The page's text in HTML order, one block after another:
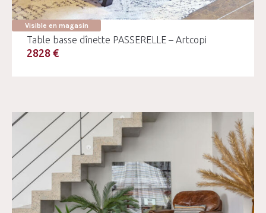
Visible en magasin
Table basse dînette PASSERELLE – Artcopi
2828 €